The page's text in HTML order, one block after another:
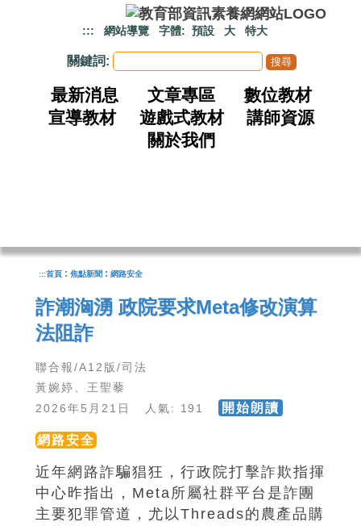
::: 網站導覽 字體: 預設 大 特大
關鍵詞:
最新消息 文章專區
數位教材
宣導教材
遊戲式教材
講師資源
關於我們
:::首頁 : 焦點新聞 : 網路安全
詐潮洶湧 政院要求Meta修改演算
法阻詐
聯合報/A12版/司法
黃婉婷、王聖藜
2026年5月21日 人氣: 191
開始朗讀
網路安全
近年網路詐騙猖狂，行政院打擊詐欺指揮
中心昨指出，Meta所屬社群平台是詐團
主要犯罪管道，尤以Threads的農產品購